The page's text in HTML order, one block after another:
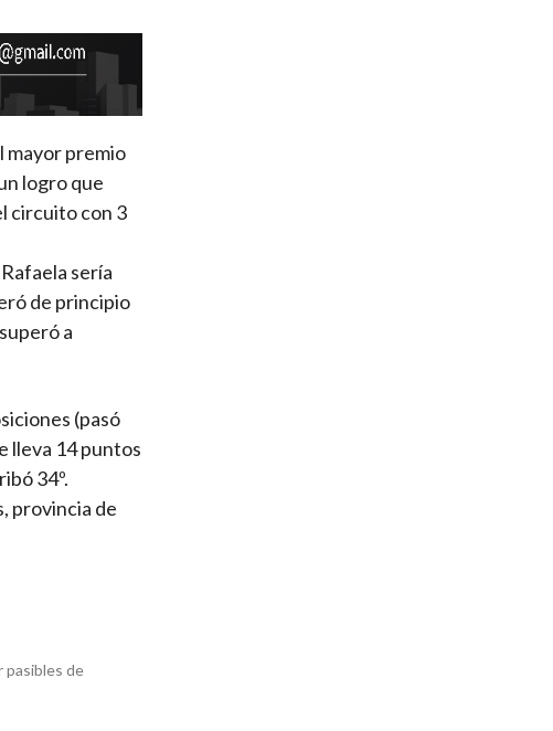
mayor premio
logro que
circuito con 3
sería
de principio
a
(pasó
lleva 14 puntos
34º.
provincia de
pasibles de